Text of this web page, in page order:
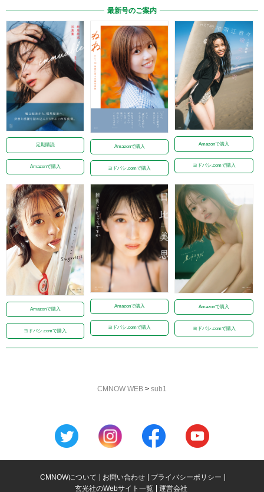
最新号のご案内
定期購読
Amazonで購入
Amazonで購入
ヨドバシ.comで購入
Amazonで購入
ヨドバシ.comで購入
Amazonで購入
ヨドバシ.comで購入
Amazonで購入
ヨドバシ.comで購入
Amazonで購入
ヨドバシ.comで購入
CMNOW WEB > sub1
CMNOWについて お問い合わせ
プライバシーポリシー
玄光社のWebサイト一覧
運営会社